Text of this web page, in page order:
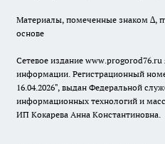
Материалы, помеченные знаком ∆,
основе
Сетевое издание www.progorod76.ru
информации. Регистрационный
16.04.2026", выдан Федеральной
информационных технологий и
ИП Кокарева Анна Константиновна.